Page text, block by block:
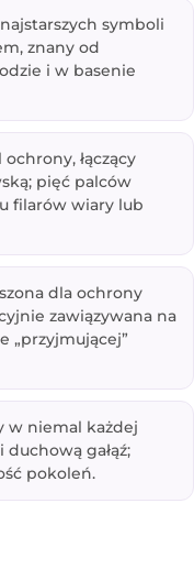
symboli
znany od
i w basenie
łączący
pięć palców
filarów wiary lub
dla ochrony
zawiązywana na
„przyjmującej”
w niemal każdej
duchową gałąź;
pokoleń.